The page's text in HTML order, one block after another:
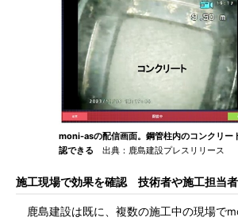
moni-asの配信画面。鋼管柱内のコンクリー
認できる 出典：鹿島建設プレスリリース
施工現場で効果を確認 技術者や施工担当
鹿島建設は既に、複数の施工中の現場で